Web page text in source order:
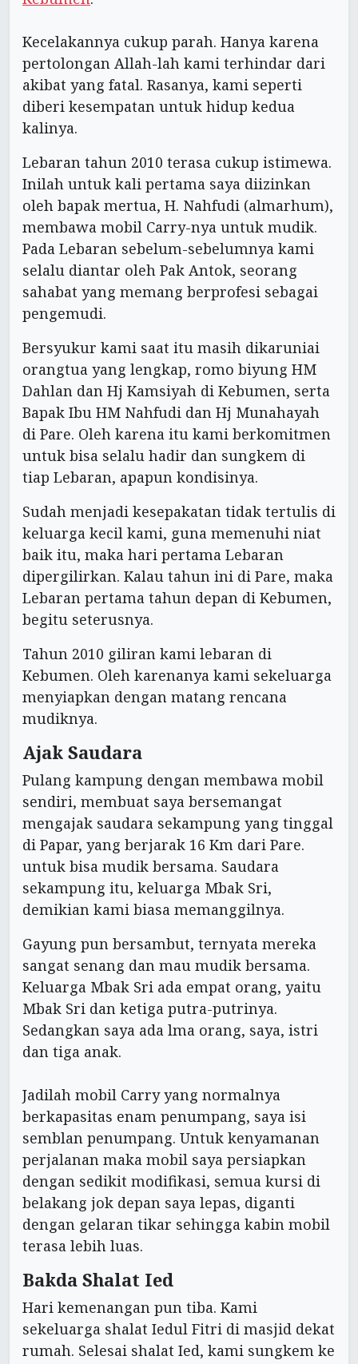
Kecelakannya cukup parah. Hanya karena
pertolongan Allah-lah kami terhindar dari
akibat yang fatal. Rasanya, kami seperti
diberi kesempatan untuk hidup kedua
kalinya.
Lebaran tahun 2010 terasa cukup istimewa.
Inilah untuk kali pertama saya diizinkan
oleh bapak mertua, H. Nahfudi (almarhum),
membawa mobil Carry-nya untuk mudik.
Pada Lebaran sebelum-sebelumnya kami
selalu diantar oleh Pak Antok, seorang
sahabat yang memang berprofesi sebagai
pengemudi.
Bersyukur kami saat itu masih dikaruniai
orangtua yang lengkap, romo biyung HM
Dahlan dan Hj Kamsiyah di Kebumen, serta
Bapak Ibu HM Nahfudi dan Hj Munahayah
di Pare. Oleh karena itu kami berkomitmen
untuk bisa selalu hadir dan sungkem di
tiap Lebaran, apapun kondisinya.
Sudah menjadi kesepakatan tidak tertulis di
keluarga kecil kami, guna memenuhi niat
baik itu, maka hari pertama Lebaran
dipergilirkan. Kalau tahun ini di Pare, maka
Lebaran pertama tahun depan di Kebumen,
begitu seterusnya.
Tahun 2010 giliran kami lebaran di
Kebumen. Oleh karenanya kami sekeluarga
menyiapkan dengan matang rencana
mudiknya.
Ajak Saudara
Pulang kampung dengan membawa mobil
sendiri, membuat saya bersemangat
mengajak saudara sekampung yang tinggal
di Papar, yang berjarak 16 Km dari Pare.
untuk bisa mudik bersama. Saudara
sekampung itu, keluarga Mbak Sri,
demikian kami biasa memanggilnya.
Gayung pun bersambut, ternyata mereka
sangat senang dan mau mudik bersama.
Keluarga Mbak Sri ada empat orang, yaitu
Mbak Sri dan ketiga putra-putrinya.
Sedangkan saya ada lma orang, saya, istri
dan tiga anak.
Jadilah mobil Carry yang normalnya
berkapasitas enam penumpang, saya isi
semblan penumpang. Untuk kenyamanan
perjalanan maka mobil saya persiapkan
dengan sedikit modifikasi, semua kursi di
belakang jok depan saya lepas, diganti
dengan gelaran tikar sehingga kabin mobil
terasa lebih luas.
Bakda Shalat Ied
Hari kemenangan pun tiba. Kami
sekeluarga shalat Iedul Fitri di masjid dekat
rumah. Selesai shalat Ied, kami sungkem ke